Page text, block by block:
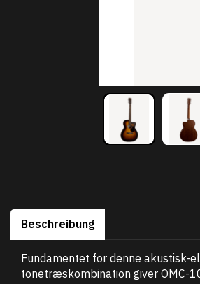
Beschreibung
Fundamentet for denne akustisk-
tonetræskombination giver OMC-